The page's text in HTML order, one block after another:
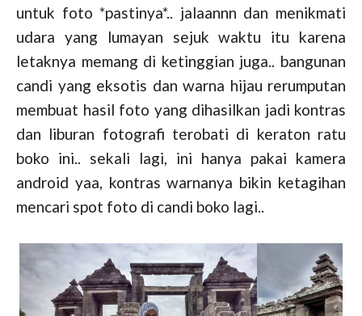
untuk foto *pastinya*.. jalaannn dan menikmati
udara yang lumayan sejuk waktu itu karena
letaknya memang di ketinggian juga.. bangunan
candi yang eksotis dan warna hijau rerumputan
membuat hasil foto yang dihasilkan jadi kontras
dan liburan fotografi terobati di keraton ratu
boko ini.. sekali lagi, ini hanya pakai kamera
android yaa, kontras warnanya bikin ketagihan
mencari spot foto di candi boko lagi..